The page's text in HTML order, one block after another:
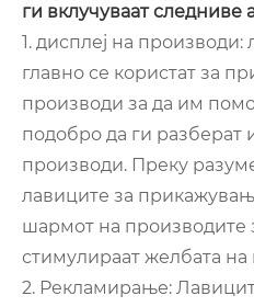
ги вклучуваат следниве
1. дисплеј на производи:
главно се користат за
производи за да им
подобро да ги разберат
производи. Преку
лавиците за
шармот на производите
стимулираат желбата на
2. Рекламирање: